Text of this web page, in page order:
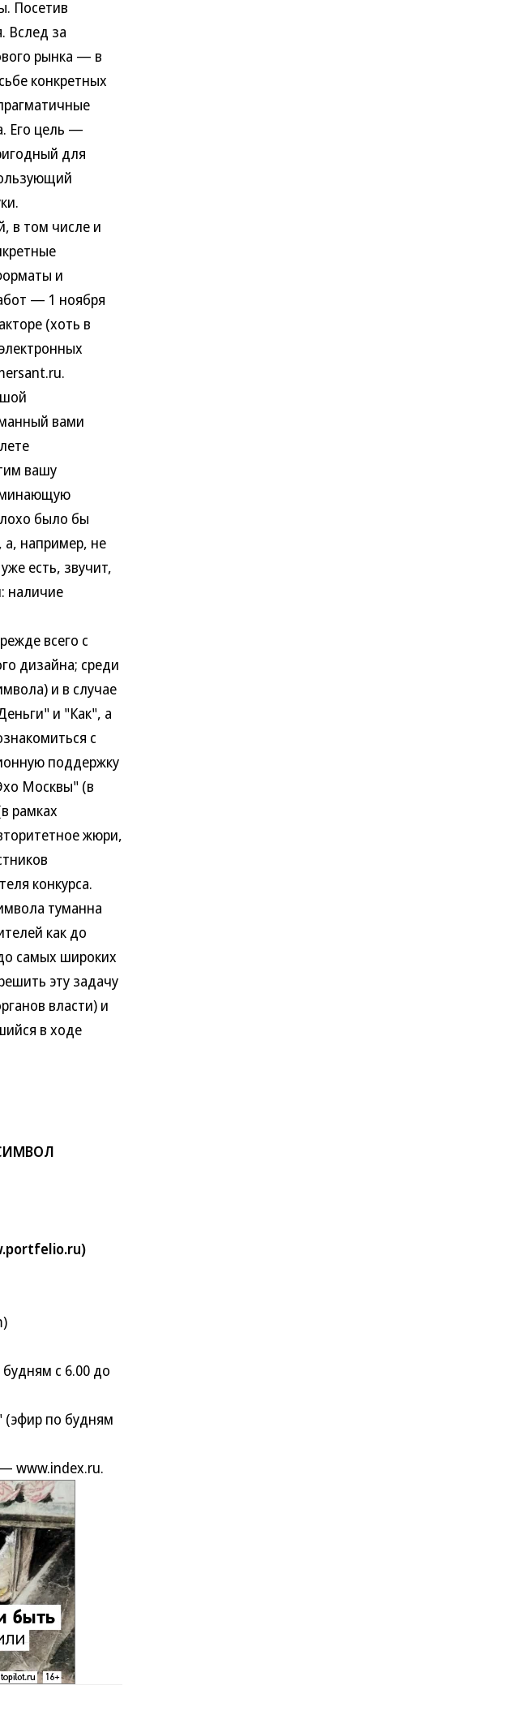
Посетив
Вслед за
рынка — в
конкретных
Его цель —
для
в том числе и
и
— 1 ноября
(хоть в
вами
вашу
было бы
а, например, не
есть, звучит,
наличие
всего с
дизайна; среди
и в случае
и "Как", а
с
поддержку
Москвы" (в
рамках
жюри,
конкурса.
туманна
как до
самых широких
эту задачу
власти) и
в ходе
с 6.00 до
по будням
www.index.ru.